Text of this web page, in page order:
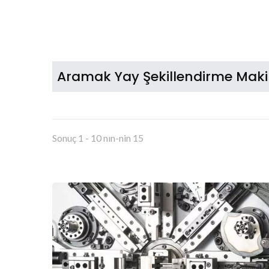
Aramak Yay Şekillendirme
Sonuç 1 - 10 nın-nin 15